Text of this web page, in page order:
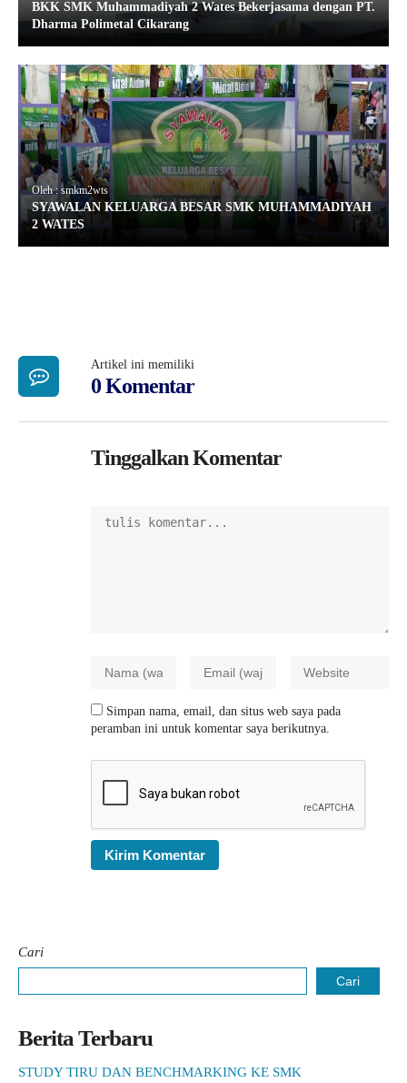
BKK SMK Muhammadiyah 2 Wates Bekerjasama dengan PT.
Dharma Polimetal Cikarang
Oleh : smkm2wts
SYAWALAN KELUARGA BESAR SMK MUHAMMADIYAH
2 WATES
Artikel ini memiliki
0 Komentar
Tinggalkan Komentar
Simpan nama, email, dan situs web saya pada
peramban ini untuk komentar saya berikutnya.
Cari
Cari
Berita Terbaru
STUDY TIRU DAN BENCHMARKING KE SMK